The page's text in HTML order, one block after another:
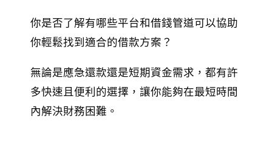
你是否了解有哪些平台和借錢管道可以協助
你輕鬆找到適合的借款方案？
無論是應急還款還是短期資金需求，都有許
多快速且便利的選擇，讓你能夠在最短時間
內解決財務困難。